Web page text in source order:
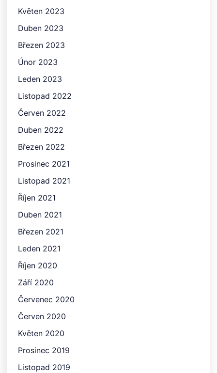
Květen 2023
Duben 2023
Březen 2023
Únor 2023
Leden 2023
Listopad 2022
Červen 2022
Duben 2022
Březen 2022
Prosinec 2021
Listopad 2021
Říjen 2021
Duben 2021
Březen 2021
Leden 2021
Říjen 2020
Září 2020
Červenec 2020
Červen 2020
Květen 2020
Prosinec 2019
Listopad 2019